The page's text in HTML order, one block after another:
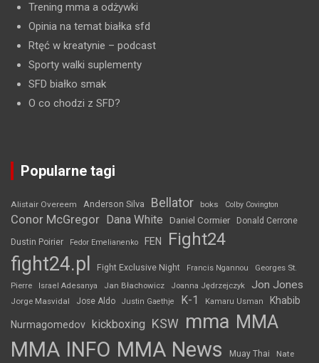
Trening mma a odżywki
Opinia na temat białka sfd
Rtęć w kreatynie – podcast
Sporty walki suplementy
SFD białko smak
O co chodzi z SFD?
Popularne tagi
Alistair Overeem Anderson Silva Bellator boks Colby Covington
Conor McGregor Dana White Daniel Cormier Donald Cerrone
Dustin Poirier Fedor Emelianenko FEN Fight24
fight24.pl Fight Exclusive Night Francis Ngannou
Georges St.
Pierre
Israel Adesanya Jan Błachowicz Joanna Jędrzejczyk Jon Jones
Jorge Masvidal Jose Aldo Justin Gaethje K-1 Kamaru Usman Khabib
Nurmagomedov kickboxing KSW mma MMA
MMA INFO MMA News Muay Thai Nate